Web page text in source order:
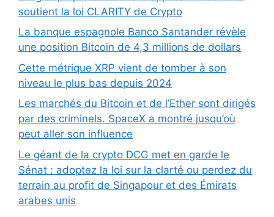
soutient la loi CLARITY de Crypto
La banque espagnole Banco Santander révèle
une position Bitcoin de 4,3 millions de dollars
Cette métrique XRP vient de tomber à son
niveau le plus bas depuis 2024
Les marchés du Bitcoin et de l’Ether sont dirigés
par des criminels. SpaceX a montré jusqu’où
peut aller son influence
Le géant de la crypto DCG met en garde le
Sénat : adoptez la loi sur la clarté ou perdez du
terrain au profit de Singapour et des Émirats
arabes unis